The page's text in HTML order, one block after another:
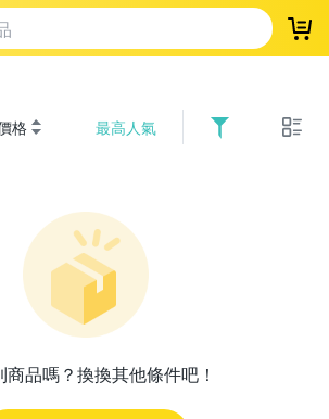
登
格 最高人氣
商品嗎？換換其他條件吧！